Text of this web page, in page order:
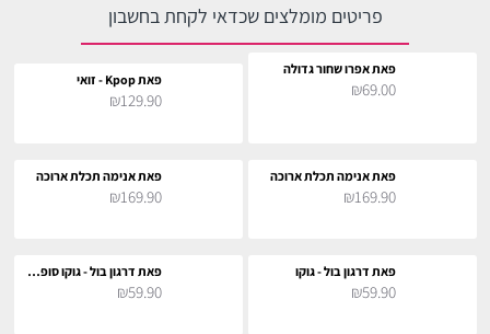
פריטים מומלצים שכדאי לקחת בחשבון
פאת אפרו שחור גדולה
₪69.00 פאת Kpop - זואי
₪129.90
פאת אנימה תכלת ארוכה
₪169.90
פאת אנימה תכלת ארוכה
₪169.90
פאת דרגון בול - גוקו
₪59.90
פאת דרגון בול - גוקו סופר סאייה
₪59.90